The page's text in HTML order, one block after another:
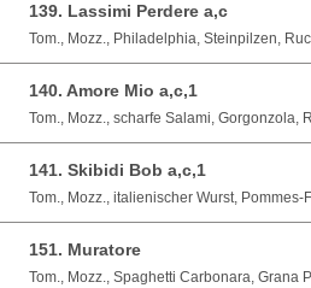
139. Lassimi Perdere a,c
Tom., Mozz., Philadelphia, Steinpilzen,
140. Amore Mio a,c,1
Tom., Mozz., scharfe Salami, Gorgonzola,
141. Skibidi Bob a,c,1
Tom., Mozz., italienischer Wurst, Pommes-
151. Muratore
Tom., Mozz., Spaghetti Carbonara, Grana